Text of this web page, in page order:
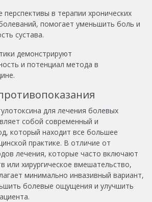
в терапии хронических
помогает уменьшить боль и
сустава.
демонстрируют
и потенциал метода в
для лечения болевых
собой современный и
который находит все большее
практике. В отличие от
лечения, которые часто включают
или хирургическое вмешательство,
минимально инвазивный вариант,
болевые ощущения и улучшить